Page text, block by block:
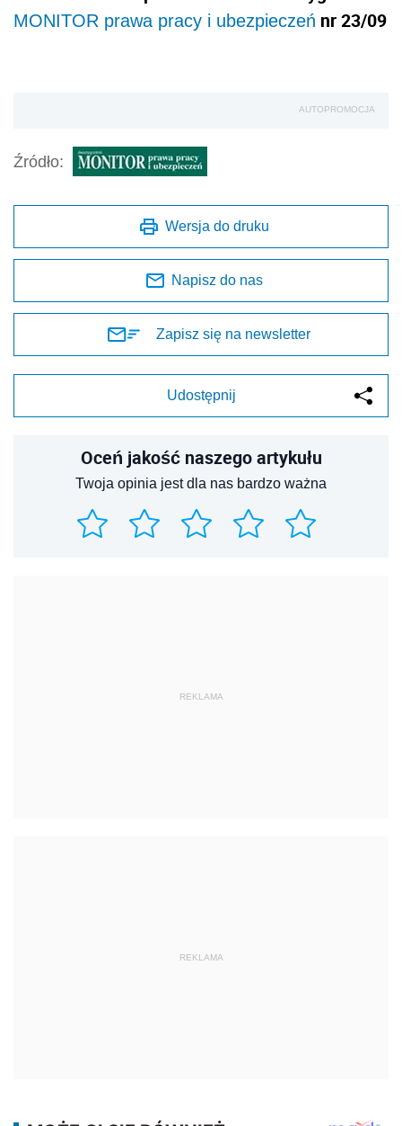
MONITOR prawa pracy i ubezpieczeń nr 23/09
AUTOPROMOCJA
Źródło:
Wersja do druku
Napisz do nas
Zapisz się na newsletter
Udostępnij
Oceń jakość naszego artykułu
Twoja opinia jest dla nas bardzo ważna
REKLAMA
REKLAMA